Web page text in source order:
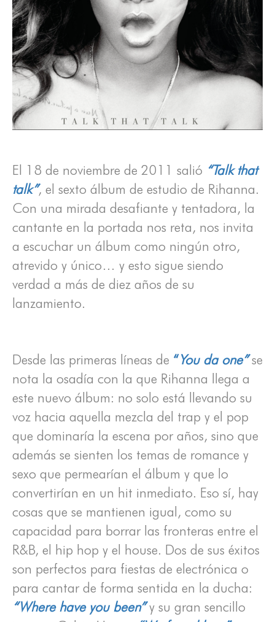
El 18 de noviembre de 2011 salió “Talk that
talk”, el sexto álbum de estudio de Rihanna.
Con una mirada desafiante y tentadora, la
cantante en la portada nos reta, nos invita
a escuchar un álbum como ningún otro,
atrevido y único… y esto sigue siendo
verdad a más de diez años de su
lanzamiento.
Desde las primeras líneas de “You da one” se
nota la osadía con la que Rihanna llega a
este nuevo álbum: no solo está llevando su
voz hacia aquella mezcla del trap y el pop
que dominaría la escena por años, sino que
además se sienten los temas de romance y
sexo que permearían el álbum y que lo
convertirían en un hit inmediato. Eso sí, hay
cosas que se mantienen igual, como su
capacidad para borrar las fronteras entre el
R&B, el hip hop y el house. Dos de sus éxitos
son perfectos para fiestas de electrónica o
para cantar de forma sentida en la ducha:
“Where have you been”y su gran sencillo